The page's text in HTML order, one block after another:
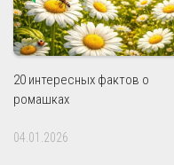
20 интересных фактов о
ромашках
04.01.2026